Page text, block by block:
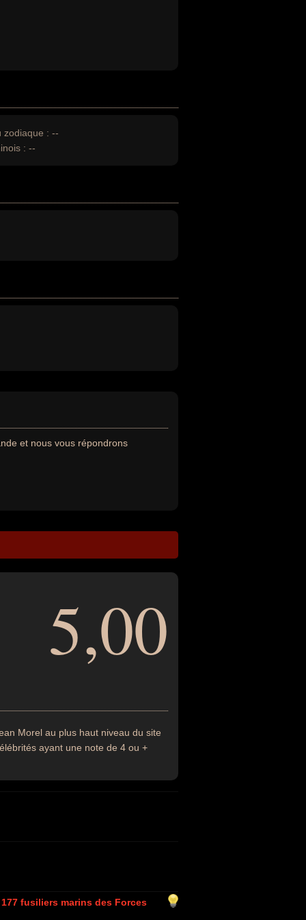
zodiaque : --
: --
et nous vous répondrons
5,00
Morel au plus haut niveau du site
ayant une note de 4 ou +
fusiliers marins des Forces